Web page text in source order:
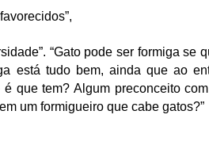
“Gato pode ser formiga se
está tudo bem, ainda que ao
que tem? Algum preconceito
um formigueiro que cabe gatos?”